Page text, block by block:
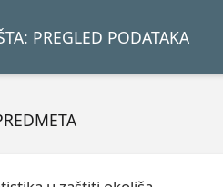
PREGLED PODATAKA